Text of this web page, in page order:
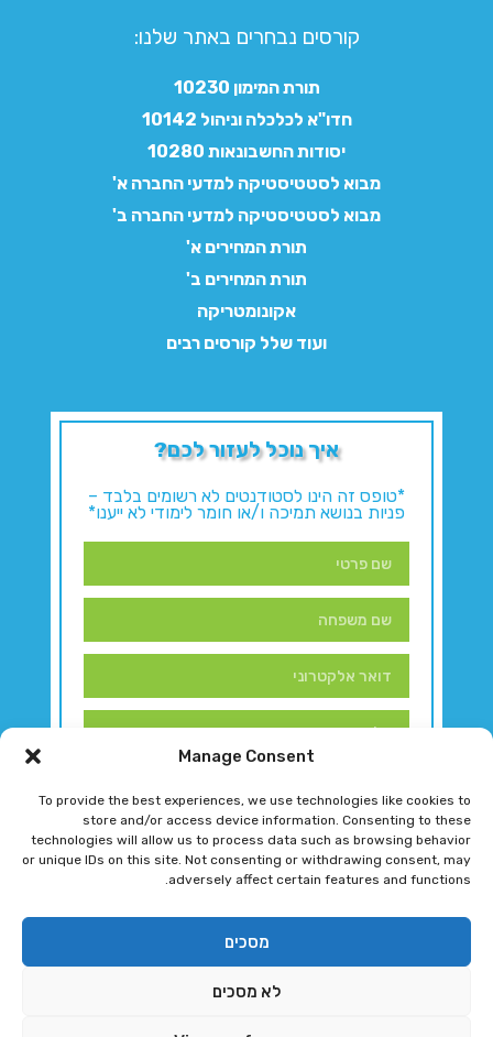
Manage Consent
To provide the best experiences, we use technologies like cookies to
store and/or access device information. Consenting to these
technologies will allow us to process data such as browsing behavior
or unique IDs on this site. Not consenting or withdrawing consent, may
adversely affect certain features and functions.
מסכים
לא מסכים
קורסים נבחרים באתר שלנו:​
תורת המימון 10230
חדו"א לכלכלה וניהול 10142
יסודות החשבונאות 10280
מבוא לסטטיסטיקה למדעי החברה א'
מבוא לסטטיסטיקה למדעי החברה ב'
תורת המחירים א'
תורת המחירים ב'
אקונומטריקה
ועוד שלל קורסים רבים
איך נוכל לעזור לכם?
*טופס זה הינו לסטודנטים לא רשומים בלבד –
פניות בנושא תמיכה ו/או חומר לימודי לא ייענו*